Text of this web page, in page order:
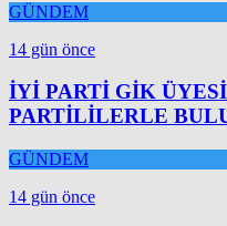
GÜNDEM
14 gün önce
İYİ PARTİ GİK
PARTİLİLERLE
GÜNDEM
14 gün önce